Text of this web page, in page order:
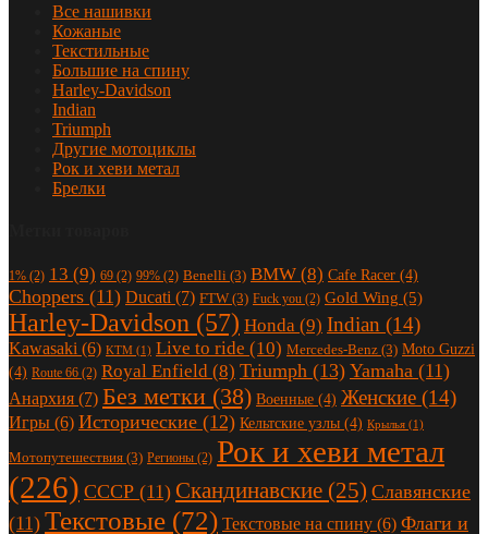
Все нашивки
Кожаные
Текстильные
Большие на спину
Harley-Davidson
Indian
Triumph
Другие мотоциклы
Рок и хеви метал
Брелки
1% (2) 13 (9) 69 (2) 99% (2) Benelli (3) BMW (8) Cafe Racer (4)
Choppers (11) Ducati (7) FTW (3) Fuck you (2) Gold Wing (5)
Harley-Davidson (57) Honda (9) Indian (14)
Kawasaki (6) KTM (1) Live to ride (10) Mercedes-Benz (3) Moto Guzzi
(4) Route 66 (2) Royal Enfield (8) Triumph (13) Yamaha (11)
Анархия (7) Без метки (38) Военные (4) Женские (14)
Игры (6) Исторические (12) Кельтские узлы (4) Крылья (1)
Мотопутешествия (3) Регионы (2) Рок и хеви метал
(226) СССР (11) Скандинавские (25) Славянские
(11) Текстовые (72) Текстовые на спину (6) Флаги и